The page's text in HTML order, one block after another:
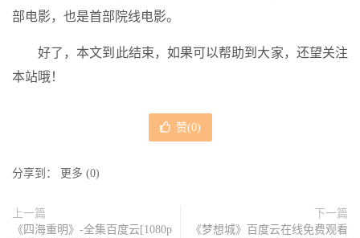
部电影，也是首部院线电影。
好了，本文到此结束，如果可以帮助到大家，还望关注
本站哦！
赞(0)
分享到： 更多 (0)
上一篇
《四海重明》-全集百度云[1080p
下一篇
《梦想城》百度云在线免费观看